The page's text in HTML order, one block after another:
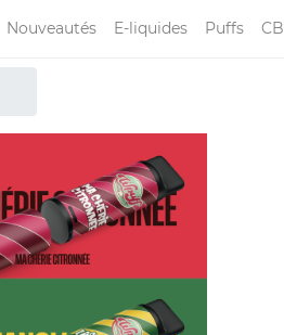
Nouveautés E-liquides Puffs